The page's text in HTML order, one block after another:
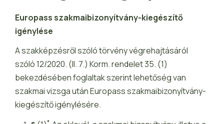
Europass szakmaibizonyítvány-kiegészítő
igénylése
A szakképzésről szóló törvény végrehajtásáról
szóló 12/2020. (II. 7.) Korm. rendelet 35. (1)
bekezdésében foglaltak szerint lehetőség van
szakmai vizsga után Europass szakmaibizonyítvány-
kiegészítő igénylésére.